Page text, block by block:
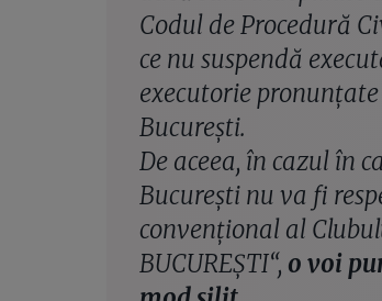
Codul de Procedură
ce nu suspendă
executorie
Bucureşti.
De aceea, în cazul în
Bucureşti nu va fi
convenţional al
BUCUREŞTI“, o voi